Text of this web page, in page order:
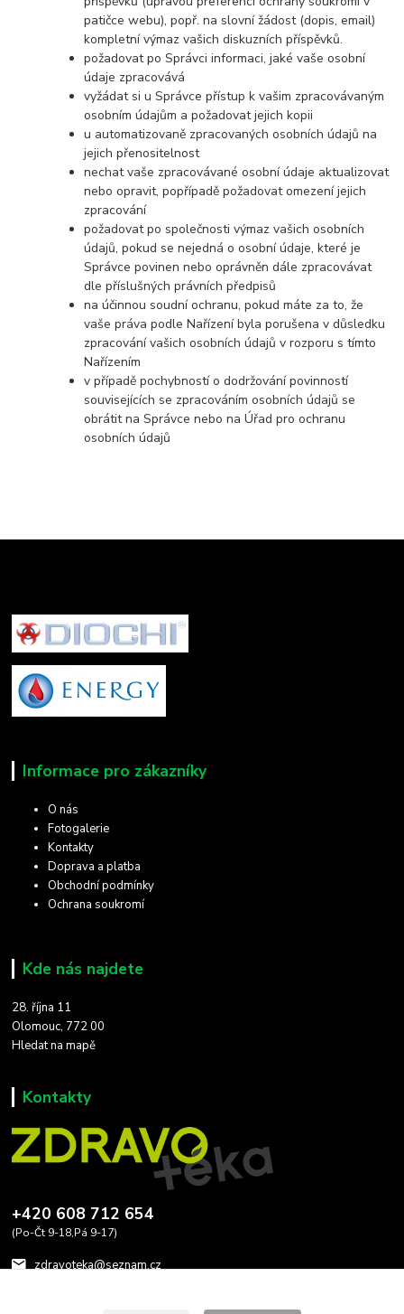
patičce webu), popř. na slovní žádost (dopis, email)
kompletní výmaz vašich diskuzních příspěvků.
požadovat po Správci informaci, jaké vaše osobní
údaje zpracovává
vyžádat si u Správce přístup k vašim zpracovávaným
osobním údajům a požadovat jejich kopii
u automatizovaně zpracovaných osobních údajů na
jejich přenositelnost
nechat vaše zpracovávané osobní údaje aktualizovat
nebo opravit, popřípadě požadovat omezení jejich
zpracování
požadovat po společnosti výmaz vašich osobních
údajů, pokud se nejedná o osobní údaje, které je
Správce povinen nebo oprávněn dále zpracovávat
dle příslušných právních předpisů
na účinnou soudní ochranu, pokud máte za to, že
vaše práva podle Nařízení byla porušena v důsledku
zpracování vašich osobních údajů v rozporu s tímto
Nařízením
v případě pochybností o dodržování povinností
souvisejících se zpracováním osobních údajů se
obrátit na Správce nebo na Úřad pro ochranu
osobních údajů
Informace pro zákazníky
O nás
Fotogalerie
Kontakty
Doprava a platba
Obchodní podmínky
Ochrana soukromí
Kde nás najdete
28. října 11
Olomouc, 772 00
Hledat na mapě
Kontakty
+420 608 712 654
(Po-Čt 9-18,Pá 9-17)
zdravoteka@seznam.cz